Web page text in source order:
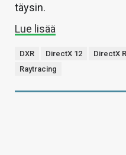
täysin.
Lue lisää
DXR DirectX 12 DirectX
Raytracing